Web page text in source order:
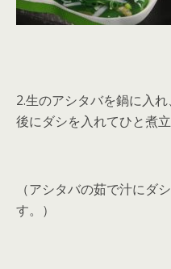
2.生のアシタバを鍋に入
後にダシを入れてひと煮
（アシタバの茹で汁にダ
す。）